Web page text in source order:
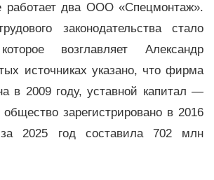
работает два ООО «Спецмонтаж».
законодательства стало
возглавляет Александр
источниках указано, что фирма
в 2009 году, уставной капитал —
зарегистрировано в 2016
за 2025 год составила 702 млн